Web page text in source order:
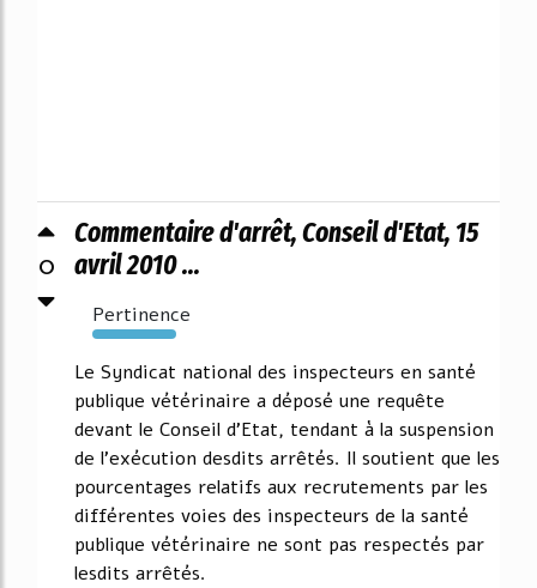
0
Commentaire d'arrêt, Conseil d'Etat, 15
avril 2010 ...
Pertinence
1418%
Le Syndicat national des inspecteurs en santé
publique vétérinaire a déposé une requête
devant le Conseil d’Etat, tendant à la suspension
de l’exécution desdits arrêtés. Il soutient que les
pourcentages relatifs aux recrutements par les
différentes voies des inspecteurs de la santé
publique vétérinaire ne sont pas respectés par
lesdits arrêtés.